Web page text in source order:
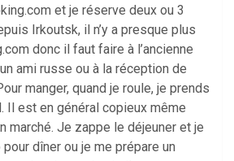
et je réserve deux ou 3
Irkoutsk, il n’y a presque plus
donc il faut faire à l’ancienne
ami russe ou à la réception de
manger, quand je roule, je prends
Il est en général copieux même
marché. Je zappe le déjeuner et je
dîner ou je me prépare un